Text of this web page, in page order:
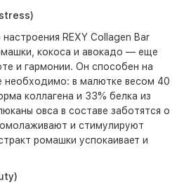
REXY Collagen Bar
кокоса и авокадо — еще
и гармонии. Он способен на
необходимо: в малютке весом 40
коллагена и 33% белка из
овса в составе заботятся о
и стимулируют
ромашки успокаивает и